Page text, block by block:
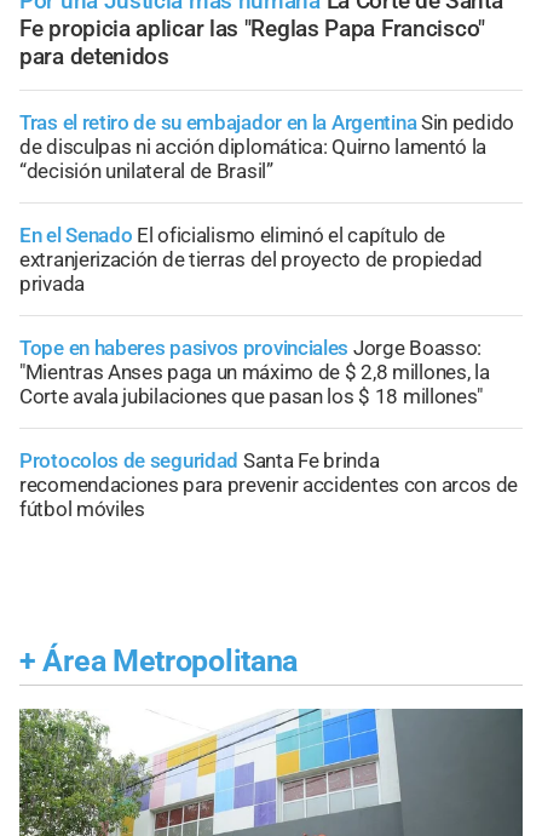
Fe propicia aplicar las "Reglas Papa Francisco"
para detenidos
Tras el retiro de su embajador en la ArgentinaSin pedido
de disculpas ni acción diplomática: Quirno lamentó la
“decisión unilateral de Brasil”
En el Senado El oficialismo eliminó el capítulo de
extranjerización de tierras del proyecto de propiedad
privada
Tope en haberes pasivos provinciales Jorge Boasso:
"Mientras Anses paga un máximo de $ 2,8 millones, la
Corte avala jubilaciones que pasan los $ 18 millones"
Protocolos de seguridad Santa Fe brinda
recomendaciones para prevenir accidentes con arcos de
fútbol móviles
+ Área Metropolitana